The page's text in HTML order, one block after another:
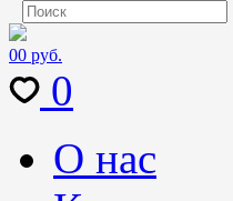
00 руб.
0
О нас